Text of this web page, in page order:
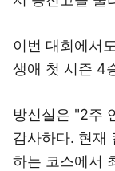
이번 대회에서
생애 첫 시즌 4
방신실은 "2주
감사하다. 현재
하는 코스에서